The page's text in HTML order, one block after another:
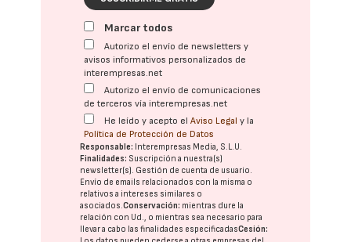
Marcar todos
Autorizo el envío de newsletters y
avisos informativos personalizados de
interempresas.net
Autorizo el envío de comunicaciones
de terceros vía interempresas.net
He leído y acepto elAviso Legal y la
Política de Protección de Datos
Responsable: Interempresas Media, S.L.U.
Finalidades: Suscripción a nuestra(s)
newsletter(s). Gestión de cuenta de usuario.
Envío de emails relacionados con la misma o
relativos a intereses similares o
asociados.Conservación: mientras dure la
relación con Ud., o mientras sea necesario para
llevar a cabo las finalidades especificadasCesión: